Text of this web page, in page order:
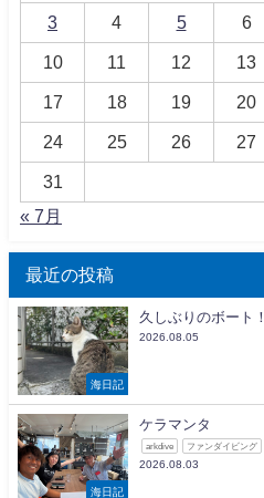
3 4 5 6
10 11 12 13
17 18 19 20
24 25 26 27
31
« 7月
最近の投稿
海日記
久しぶりのボート！
2026.08.05
海日記
ケラマンタ
arkdive ファンダイビング
2026.08.03